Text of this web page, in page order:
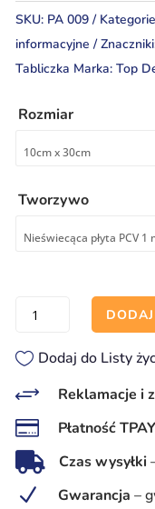
SKU: PA 009
informacyjne
Tabliczka Marka: Top
Rozmiar
Tworzywo
ilość
Dodaj do Listy
+ Reklamacje i
 Płatność
 Czas wysyłki
N Gwarancja–